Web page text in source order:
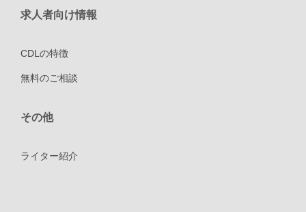
求人者向け情報
CDLの特徴
無料のご相談
その他
ライター紹介